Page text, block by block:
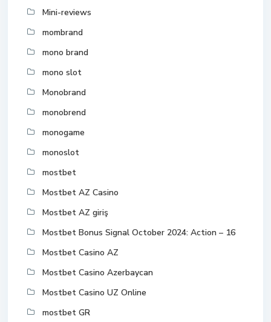
Mini-reviews
mombrand
mono brand
mono slot
Monobrand
monobrend
monogame
monoslot
mostbet
Mostbet AZ Casino
Mostbet AZ giriş
Mostbet Bonus Signal October 2024: Action – 16
Mostbet Casino AZ
Mostbet Casino Azerbaycan
Mostbet Casino UZ Online
mostbet GR